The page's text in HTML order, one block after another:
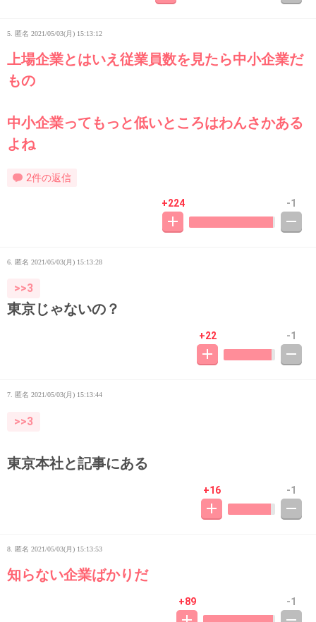
5. 匿名 2021/05/03(月) 15:13:12
上場企業とはいえ従業員数を見たら中小企業だ
もの
中小企業ってもっと低いところはわんさかある
よね
2件の返信
+224 -1
6. 匿名 2021/05/03(月) 15:13:28
>>3
東京じゃないの？
+22 -1
7. 匿名 2021/05/03(月) 15:13:44
>>3
東京本社と記事にある
+16 -1
8. 匿名 2021/05/03(月) 15:13:53
知らない企業ばかりだ
+89 -1